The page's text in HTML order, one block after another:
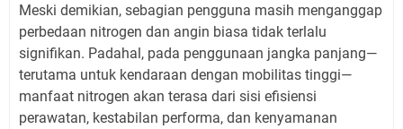
Meski demikian, sebagian pengguna masih menganggap
perbedaan nitrogen dan angin biasa tidak terlalu
signifikan. Padahal, pada penggunaan jangka panjang—
terutama untuk kendaraan dengan mobilitas tinggi—
manfaat nitrogen akan terasa dari sisi efisiensi
perawatan, kestabilan performa, dan kenyamanan